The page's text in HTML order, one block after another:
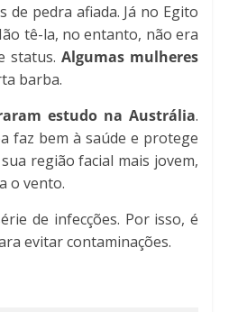
pedra afiada. Já no Egito
tê-la, no entanto, não era
status.Algumas mulheres
barba.
estudo na Austrália.
faz bem à saúde e protege
região facial mais jovem,
o vento.
de infecções. Por isso, é
evitar contaminações.